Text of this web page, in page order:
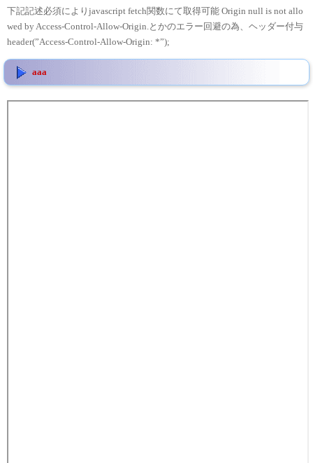
下記記述必須によりjavascript fetch関数にて取得可能 Origin null is not allo
wed by Access-Control-Allow-Origin.とかのエラー回避の為、ヘッダー付与
header(”Access-Control-Allow-Origin: *”);
aaa